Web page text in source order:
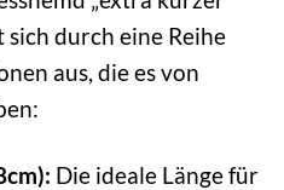
durch eine Reihe
aus, die es von
Die ideale Länge für